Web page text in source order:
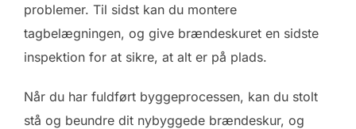
problemer. Til sidst kan du montere
tagbelægningen, og give brændeskuret en sidste
inspektion for at sikre, at alt er på plads.
Når du har fuldført byggeprocessen, kan du stolt
stå og beundre dit nybyggede brændeskur, og